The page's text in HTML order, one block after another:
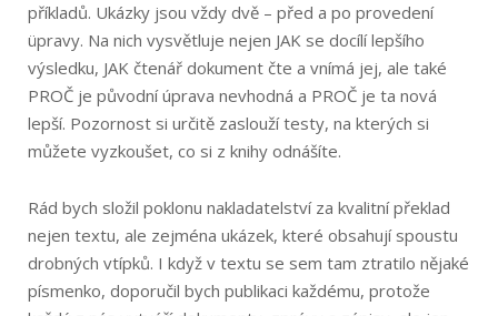
příkladů. Ukázky jsou vždy dvě – před a po provedení
üpravy. Na nich vysvětluje nejen JAK se docílí lepšího
výsledku, JAK čtenář dokument čte a vnímá jej, ale také
PROČ je původní úprava nevhodná a PROČ je ta nová
lepší. Pozornost si určitě zaslouží testy, na kterých si
můžete vyzkoušet, co si z knihy odnášíte.
Rád bych složil poklonu nakladatelství za kvalitní překlad
nejen textu, ale zejména ukázek, které obsahují spoustu
drobných vtípků. I když v textu se sem tam ztratilo nějaké
písmenko, doporučil bych publikaci každému, protože